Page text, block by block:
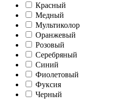
Красный
Медный
Мультиколор
Оранжевый
Розовый
Серебряный
Синий
Фиолетовый
Фуксия
Черный